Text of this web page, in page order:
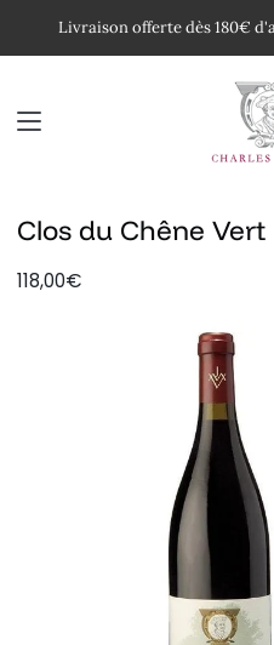
Livraison offerte dès 180€
Clos du Chêne Vert
118,00€